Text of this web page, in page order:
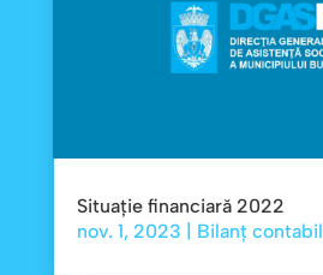
Situație financiară 2022
nov. 1, 2023
Bilanț contabil